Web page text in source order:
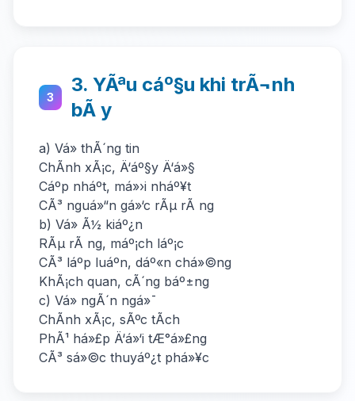
3
3. YÃªu cáº§u khi trÃ¬nh
bÃ y
a) Vá» thÃ´ng tin
ChÃ­nh xÃ¡c, Ä‘áº§y Ä‘á»§
Cáº­p nháº­t, má»›i nháº¥t
CÃ³ nguá»“n gá»‘c rÃµ rÃ ng
b) Vá» Ã½ kiáº¿n
RÃµ rÃ ng, máº¡ch láº¡c
CÃ³ láº­p luáº­n, dáº«n chá»©ng
KhÃ¡ch quan, cÃ´ng báº±ng
c) Vá» ngÃ´n ngá»¯
ChÃ­nh xÃ¡c, sÃºc tÃ­ch
PhÃ¹ há»£p Ä‘á»‘i tÆ°á»£ng
CÃ³ sá»©c thuyáº¿t phá»¥c